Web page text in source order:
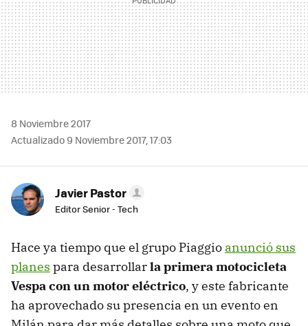
8 Noviembre 2017
Actualizado 9 Noviembre 2017, 17:03
Javier Pastor
Editor Senior - Tech
Hace ya tiempo que el grupo Piaggio anunció sus
planes para desarrollarla primera motocicleta
Vespa con un motor eléctrico, y este fabricante
ha aprovechado su presencia en un evento en